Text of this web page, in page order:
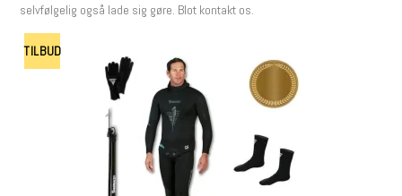
selvfølgelig også lade sig gøre. Blot kontakt os.
TILBUD